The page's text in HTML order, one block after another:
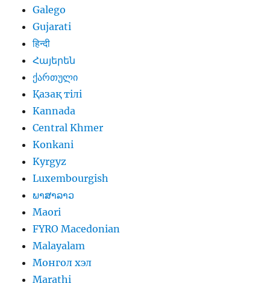
Galego
Gujarati
हिन्दी
Հայերեն
ქართული
Қазақ тілі
Kannada
Central Khmer
Konkani
Kyrgyz
Luxembourgish
ພາສາລາວ
Maori
FYRO Macedonian
Malayalam
Монгол хэл
Marathi